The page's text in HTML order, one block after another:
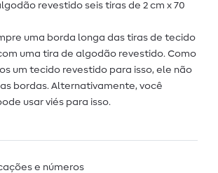
revestido seis tiras de 2 cm x 70
uma borda longa das tiras de tecido
uma tira de algodão revestido. Como
um tecido revestido para isso, ele não
bordas. Alternativamente, você
usar viés para isso.